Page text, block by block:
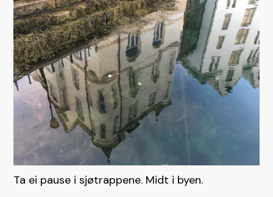
Ta ei pause i sjøtrappene. Midt i byen.